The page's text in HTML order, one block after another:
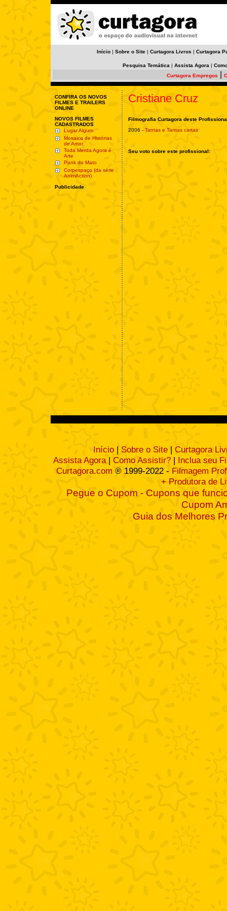
Início | Sobre o Site | Curtagora Livros | Curtagora
Pesquisa Temática | Assista Agora |
Curtagora Empregos
CONFIRA OS NOVOS
FILMES E TRAILERS
ONLINE
NOVOS FILMES
CADASTRADOS
Lugar Algum
Mosaica de Histórias
de Amor
Toda Merda Agora é
Arte
Punk do Mato
Corpespaço (da série
AnimAction)
Publicidade
Cristiane Cruz
Filmografia Curtagora deste
2006 - Tantas e Tantas cartas
Seu voto sobre este profissional:
Início | Sobre o Site | Curtagora
Assista Agora| Como Assistir? | Inclua seu
Curtagora.com ® 1999-2022 - Filmagem
+ Produtora de
Pegue o Cupom - Cupons que
Cupom
Guia dos Melhores